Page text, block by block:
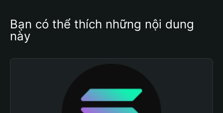
Bạn có thể thích những nội dung
này